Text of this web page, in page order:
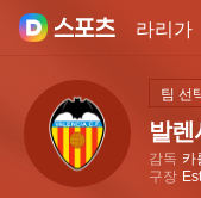
라리가
발렌
감독 카
구장
팀 선